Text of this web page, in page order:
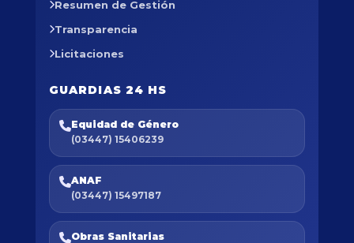
Resumen de Gestión
Transparencia
Licitaciones
GUARDIAS 24 HS
Equidad de Género
(03447) 15406239
ANAF
(03447) 15497187
Obras Sanitarias